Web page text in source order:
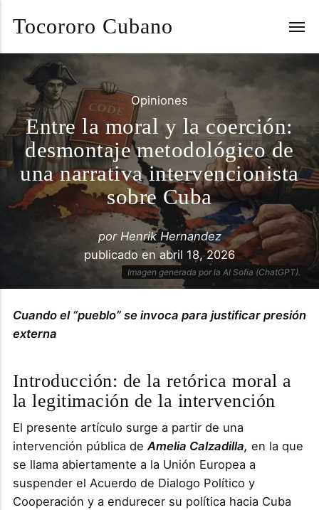
Tocororo Cubano
Opiniones
Entre la moral y la coerción:
desmontaje metodológico de
una narrativa intervencionista
sobre Cuba
por Henrik Hernandez
publicado enabril 18, 2026
Imagen generada por la AI Sofia (ChatGPT).
Cuando el “pueblo” se invoca para justificar presión
externa
Introducción: de la retórica moral a
la legitimación de la intervención
El presente artículo surge a partir de una
intervención pública deAmelia Calzadilla, en la que
se llama abiertamente a la Unión Europea a
suspender el Acuerdo de Dialogo Político y
Cooperación y a endurecer su política hacia Cuba